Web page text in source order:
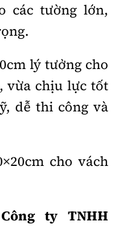
các tường lớn,
lý tưởng cho
vừa chịu lực tốt
dễ thi công và
cho vách
ty TNHH